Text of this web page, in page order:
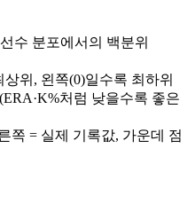
수 분포에서의 백분위
위, 왼쪽(0)일수록 최하위
처럼 낮을수록 좋은
쪽 = 실제 기록값, 가운데 점